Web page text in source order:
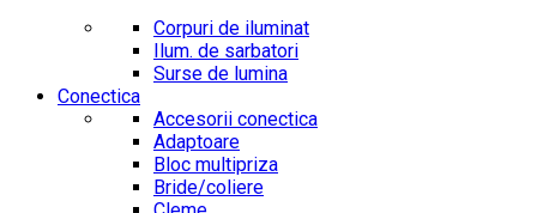
Corpuri de iluminat
Ilum. de sarbatori
Surse de lumina
Conectica
Accesorii conectica
Adaptoare
Bloc multipriza
Bride/coliere